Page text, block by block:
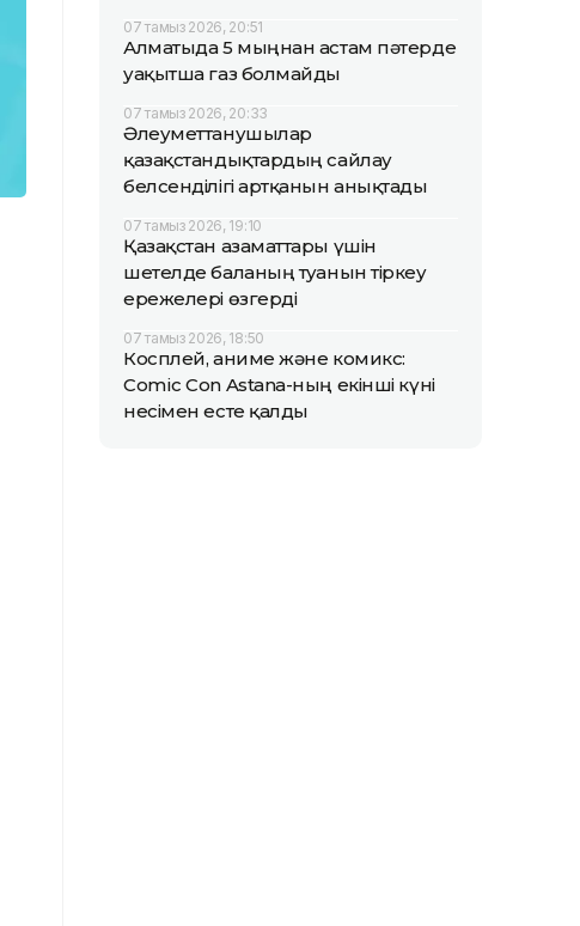
07 тамыз 2026, 20:51
Алматыда 5 мыңнан астам пәтерде
уақытша газ болмайды
07 тамыз 2026, 20:33
Әлеуметтанушылар
қазақстандықтардың сайлау
белсенділігі артқанын анықтады
07 тамыз 2026, 19:10
Қазақстан азаматтары үшін
шетелде баланың туғанын тіркеу
ережелері өзгерді
07 тамыз 2026, 18:50
Косплей, аниме және комикс:
Comic Con Astana-ның екінші күні
несімен есте қалды